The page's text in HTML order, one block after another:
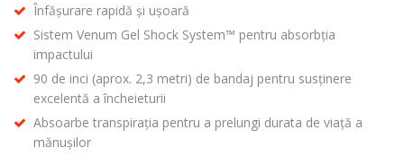
Înfășurare rapidă și ușoară
Sistem Venum Gel Shock System™ pentru absorbția
impactului
90 de inci (aprox. 2,3 metri) de bandaj pentru susținere
excelentă a încheieturii
Absoarbe transpirația pentru a prelungi durata de viață a
mănușilor